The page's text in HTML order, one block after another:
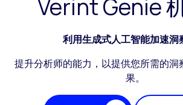
Verint Genie
利用生成式人工智能加速洞
提升分析师的能力，以提供您所需的洞
果。